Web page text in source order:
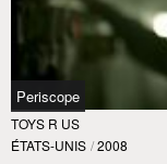
Periscope
TOYS R US
ÉTATS-UNIS / 2008